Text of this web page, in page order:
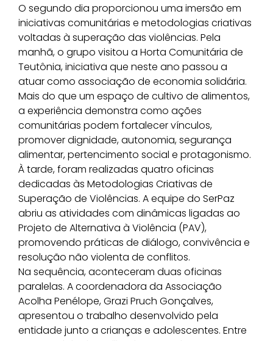
O segundo dia proporcionou uma imersão em
iniciativas comunitárias e metodologias criativas
voltadas à superação das violências. Pela
manhã, o grupo visitou a Horta Comunitária de
Teutônia, iniciativa que neste ano passou a
atuar como associação de economia solidária.
Mais do que um espaço de cultivo de alimentos,
a experiência demonstra como ações
comunitárias podem fortalecer vínculos,
promover dignidade, autonomia, segurança
alimentar, pertencimento social e protagonismo.
À tarde, foram realizadas quatro oficinas
dedicadas às Metodologias Criativas de
Superação de Violências. A equipe do SerPaz
abriu as atividades com dinâmicas ligadas ao
Projeto de Alternativa à Violência (PAV),
promovendo práticas de diálogo, convivência e
resolução não violenta de conflitos.
Na sequência, aconteceram duas oficinas
paralelas. A coordenadora da Associação
Acolha Penélope, Grazi Pruch Gonçalves,
apresentou o trabalho desenvolvido pela
entidade junto a crianças e adolescentes. Entre